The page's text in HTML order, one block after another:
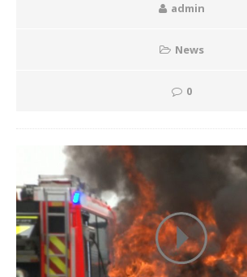
admin
News
0